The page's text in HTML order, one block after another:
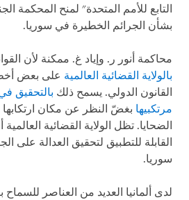
التابع للأمم المتحدة" لمنح المحكمة
بشأن الجرائم الخطيرة في سوريا.
محاكمة أنور ر. وإياد غ. ممكنة لأن
بالولاية القضائية العالمية على بعض
القانون الدولي. يسمح ذلك بالتحقيق
مرتكبيها بغضّ النظر عن مكان
الضحايا. تظل الولاية القضائية
القابلة للتطبيق لتحقيق العدالة على
سوريا.
لدى ألمانيا العديد من العناصر للسماح